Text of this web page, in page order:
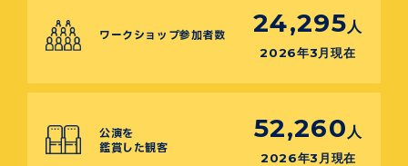
ワークショップ参加者数 24,295 人
2026年3月現在
公演を
鑑賞した観客
52,260 人
2026年3月現在